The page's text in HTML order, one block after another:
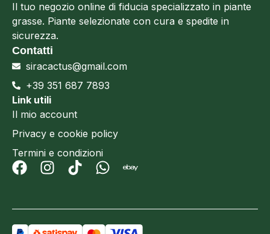
Il tuo negozio online di fiducia specializzato in piante
grasse. Piante selezionate con cura e spedite in
sicurezza.
Contatti
siracactus@gmail.com
+39 351 687 7893
Link utili
Il mio account
Privacy e cookie policy
Termini e condizioni